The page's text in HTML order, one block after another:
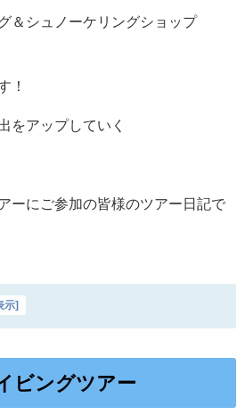
＆シュノーケリングショップ
！
をアップしていく
ーにご参加の皆様のツアー日記で
示]
ビングツアー